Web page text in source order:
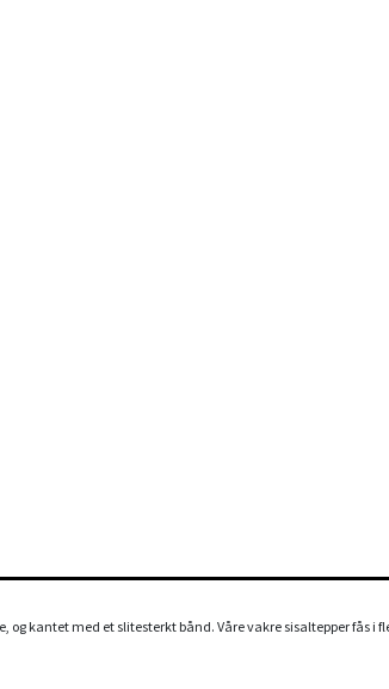
kantet med et slitesterkt bånd. Våre vakre sisaltepper fås i